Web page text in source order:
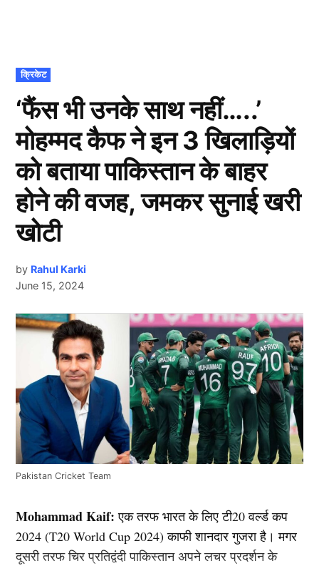
POSTED
IN
क्रिकेट
‘फैंस भी उनके साथ नहीं…..’
मोहम्मद कैफ ने इन 3 खिलाड़ियों
को बताया पाकिस्तान के बाहर
होने की वजह, जमकर सुनाई खरी
खोटी
by Rahul Karki
June 15, 2024
Pakistan Cricket Team
Mohammad Kaif: एक तरफ भारत के लिए टी20 वर्ल्ड कप
2024 (T20 World Cup 2024) काफी शानदार गुजरा है। मगर
दूसरी तरफ चिर प्रतिद्वंदी पाकिस्तान अपने लचर प्रदर्शन के